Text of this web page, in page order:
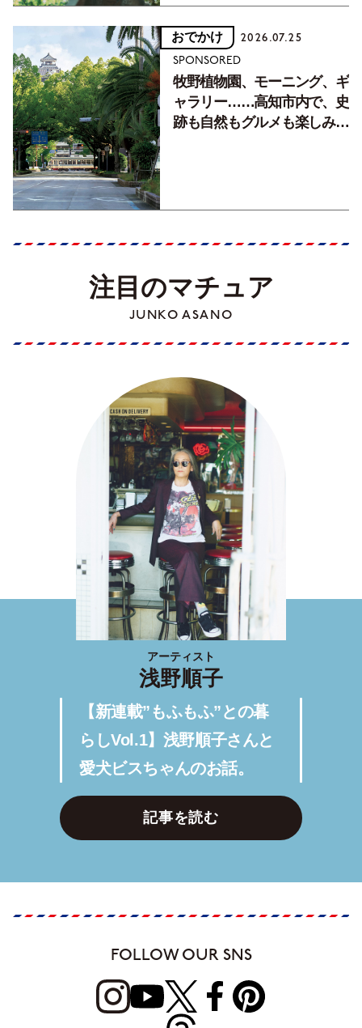
おでかけ 2026.07.25
SPONSORED
牧野植物園、モーニング、ギ
ャラリー……高知市内で、史
跡も自然もグルメも楽しみ尽
注目のマチュア
JUNKO ASANO
アーティスト
浅野順子
【新連載”もふもふ”との暮
らしVol.1】浅野順子さんと
愛犬ビスちゃんのお話。
記事を読む
FOLLOW OUR SNS